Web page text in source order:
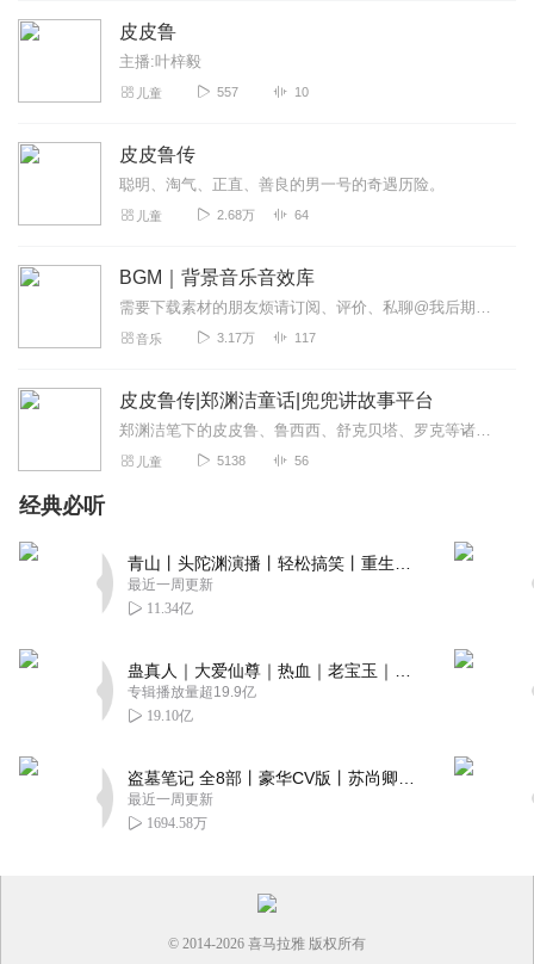
皮皮鲁
主播:叶梓毅
儿童 557 10
皮皮鲁传
聪明、淘气、正直、善良的男一号的奇遇历险。
儿童 2.68万 64
BGM｜背景音乐音效库
需要下载素材的朋友烦请订阅、评价、私聊@我后期制作素材库1、高保真背景音乐大全2、高保真场景音效大全持续更新中……类别A片头、片尾、片花、背景音乐B大自然背...
音乐 3.17万 117
皮皮鲁传|郑渊洁童话|兜兜讲故事平台
郑渊洁笔下的皮皮鲁、鲁西西、舒克贝塔、罗克等诸多童话人物陪伴了中国许多的孩子，皮皮鲁是郑渊洁童话的男一号，他是鲁西西双胞胎哥哥，聪明，善良，他的生活很有意思，快...
儿童 5138 56
经典必听
最近一周更新
11.34亿
专辑播放量超19.9亿
19.10亿
最近一周更新
1694.58万
© 2014-2026 喜马拉雅 版权所有